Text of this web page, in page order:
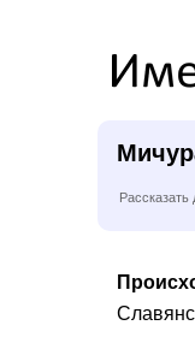
Рассказать